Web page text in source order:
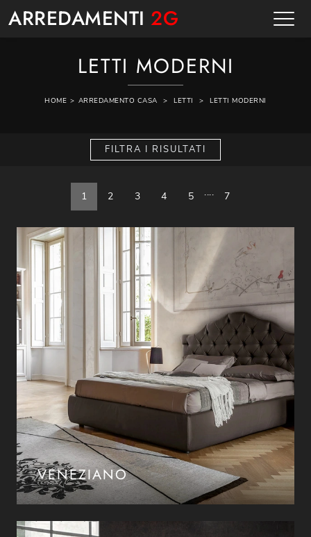
ARREDAMENTI 2G
LETTI MODERNI
HOME > ARREDAMENTO CASA > LETTI > LETTI MODERNI
FILTRA I RISULTATI
1 2 3 4 5 .... 7
VENEZIANO